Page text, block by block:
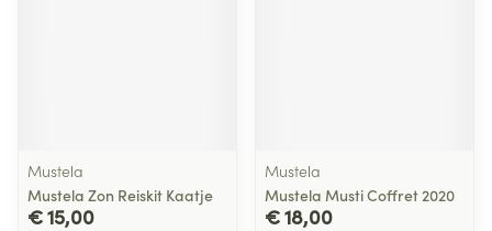
Mustela
Mustela Zon Reiskit Kaatje
€ 15,00
Mustela
Mustela Musti Coffret 2020
€ 18,00